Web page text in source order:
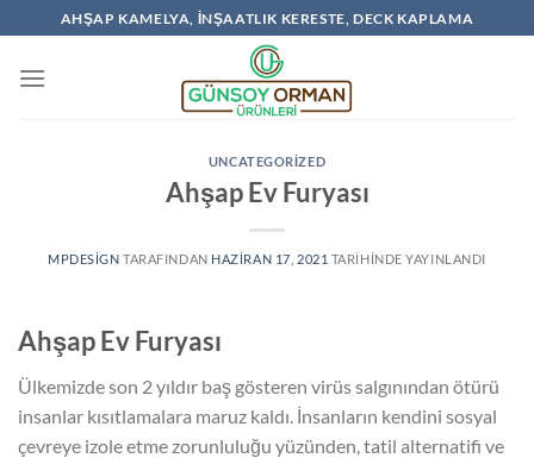
AHŞAP KAMELYA, İNŞAATLIK KERESTE, DECK KAPLAMA
UNCATEGORIZED
Ahşap Ev Furyası
MPDESIGN TARAFINDAN HAZIRAN 17, 2021 TARIHINDE YAYINLANDI
Ahşap Ev Furyası
Ülkemizde son 2 yıldır baş gösteren virüs salgınından ötürü
insanlar kısıtlamalara maruz kaldı. İnsanların kendini sosyal
çevreye izole etme zorunluluğu yüzünden, tatil alternatifi ve